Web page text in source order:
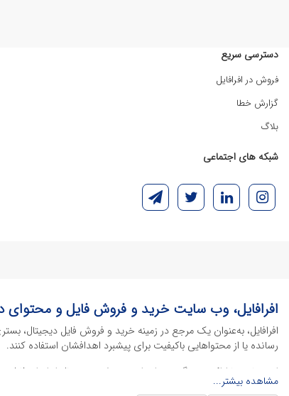
دسترسی سریع
فروش در افرافایل
گزارش خطا
بلاگ
شبکه های اجتماعی
افرافایل، وب سایت خرید و فروش فایل و محتوای
افرافایل، به‌عنوان یک مرجع در زمینه خرید و فروش فایل دیجیتال،
رسانده یا از محتواهایی باکیفیت برای پیشبرد اهدافشان استفاده کنند.
این سایت با ارائه تنوع گسترده‌ای از محصولات دیجیتال از انواع فایل
خود را کاهش داده و به سرعت پروژه‌های خود را تکمیل کنند. در ادامه،
مشاهده بیشتر...